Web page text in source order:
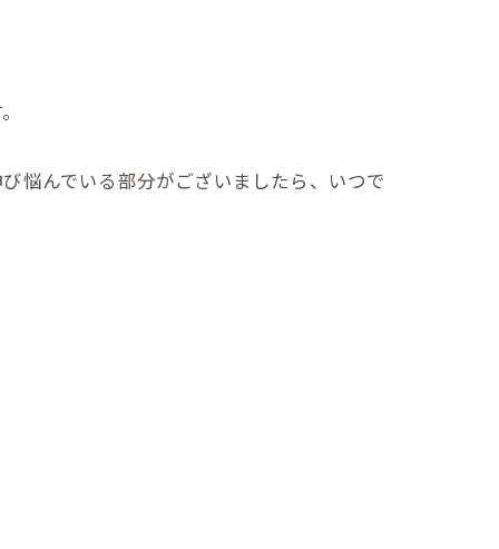
悩んでいる部分がございましたら、いつで